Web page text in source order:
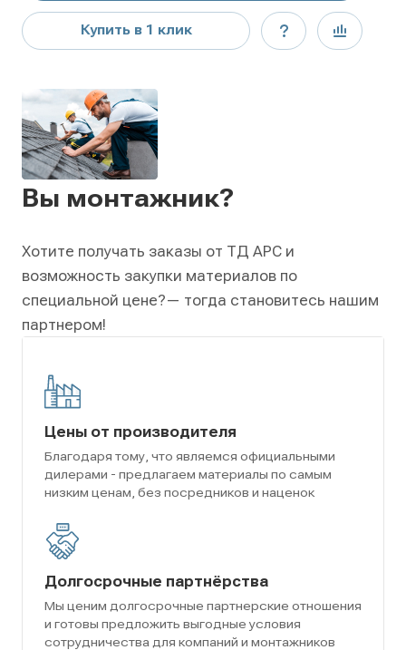
Купить в 1 клик
Вы монтажник?
Хотите получать заказы от ТД АРС и
возможность закупки материалов по
специальной цене?— тогда становитесь нашим
партнером!
Цены от производителя
Благодаря тому, что являемся официальными
дилерами - предлагаем материалы по самым
низким ценам, без посредников и наценок
Долгосрочные партнёрства
Мы ценим долгосрочные партнерские отношения
и готовы предложить выгодные условия
сотрудничества для компаний и монтажников